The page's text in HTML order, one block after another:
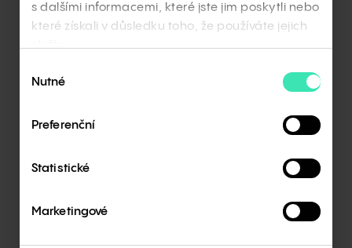
s dalšími informacemi, které jste jim poskytli nebo
které získali v důsledku toho, že používáte jejich
souhlasu
Nutné
Preferenční
Statistické
Marketingové
Zkušeností v oboru
+let